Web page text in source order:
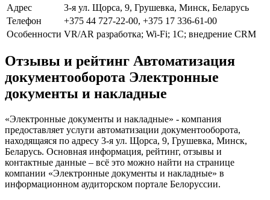
Адрес
3-я ул. Щорса, 9, Грушевка, Минск, Беларусь
Телефон
+375 44 727-22-00, +375 17 336-61-00
Особенности VR/AR разработка; Wi-Fi; 1С; внедрение CRM
Отзывы и рейтинг Автоматизация
документооборота Электронные
документы и накладные
«Электронные документы и накладные» - компания
предоставляет услуги автоматизации документооборота,
находящаяся по адресу 3-я ул. Щорса, 9, Грушевка, Минск,
Беларусь. Основная информация, рейтинг, отзывы и
контактные данные – всё это можно найти на странице
компании «Электронные документы и накладные» в
информационном аудиторском портале Белоруссии.